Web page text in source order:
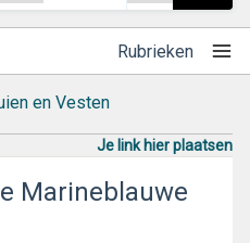
Rubrieken
en Vesten
Je link hier plaatsen
Marineblauwe